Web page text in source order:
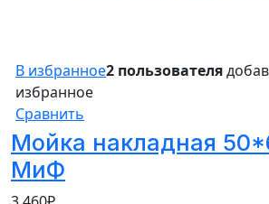
В избранное2 пользователя
избранное
Сравнить
Мойка накладная
МиФ